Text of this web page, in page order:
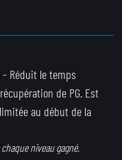
- Réduit le temps
de PG. Est
au début de la
niveau gagné.